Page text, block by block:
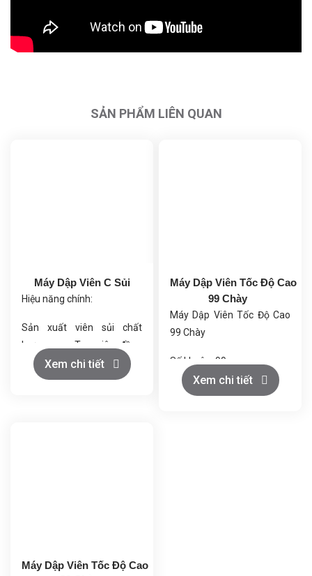
SẢN PHẨM LIÊN QUAN
Máy Dập Viên C Sủi
Hiệu năng chính:
Sản xuất viên sủi chất
lượng cao: Tạo viên đồng
đều, tan nhanh trong nước.
Năng suất cao: Đảm bảo
Xem chi tiết
Máy Dập Viên Tốc Độ Cao
99 Chày
Máy Dập Viên Tốc Độ Cao
99 Chày
Số khuôn: 99
Đường kính tối đa của viên
nén (mm): 10
Xem chi tiết
Máy Dập Viên Tốc Độ Cao